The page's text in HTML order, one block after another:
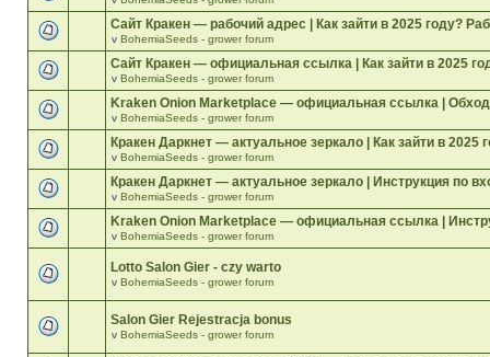
Сайт Кракен — рабочий адрес | Как зайти в 2025 году?
v BohemiaSeeds - grower forum
Сайт Кракен — официальная ссылка | Как зайти в 2025
v BohemiaSeeds - grower forum
Kraken Onion Marketplace — официальная ссылка |
v BohemiaSeeds - grower forum
Кракен Даркнет — актуальное зеркало | Как зайти в 2025
v BohemiaSeeds - grower forum
Кракен Даркнет — актуальное зеркало | Инструкция по
v BohemiaSeeds - grower forum
Kraken Onion Marketplace — официальная ссылка |
v BohemiaSeeds - grower forum
Lotto Salon Gier - czy warto
v BohemiaSeeds - grower forum
Salon Gier Rejestracja bonus
v BohemiaSeeds - grower forum